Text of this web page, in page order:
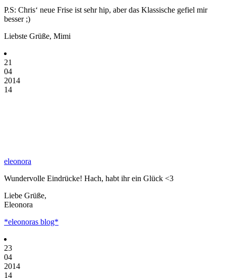
P.S: Chris‘ neue Frise ist sehr hip, aber das Klassische gefiel mir
besser ;)
Liebste Grüße, Mimi
21
04
2014
14
eleonora
Wundervolle Eindrücke! Hach, habt ihr ein Glück <3
Liebe Grüße,
Eleonora
*eleonoras blog*
23
04
2014
14